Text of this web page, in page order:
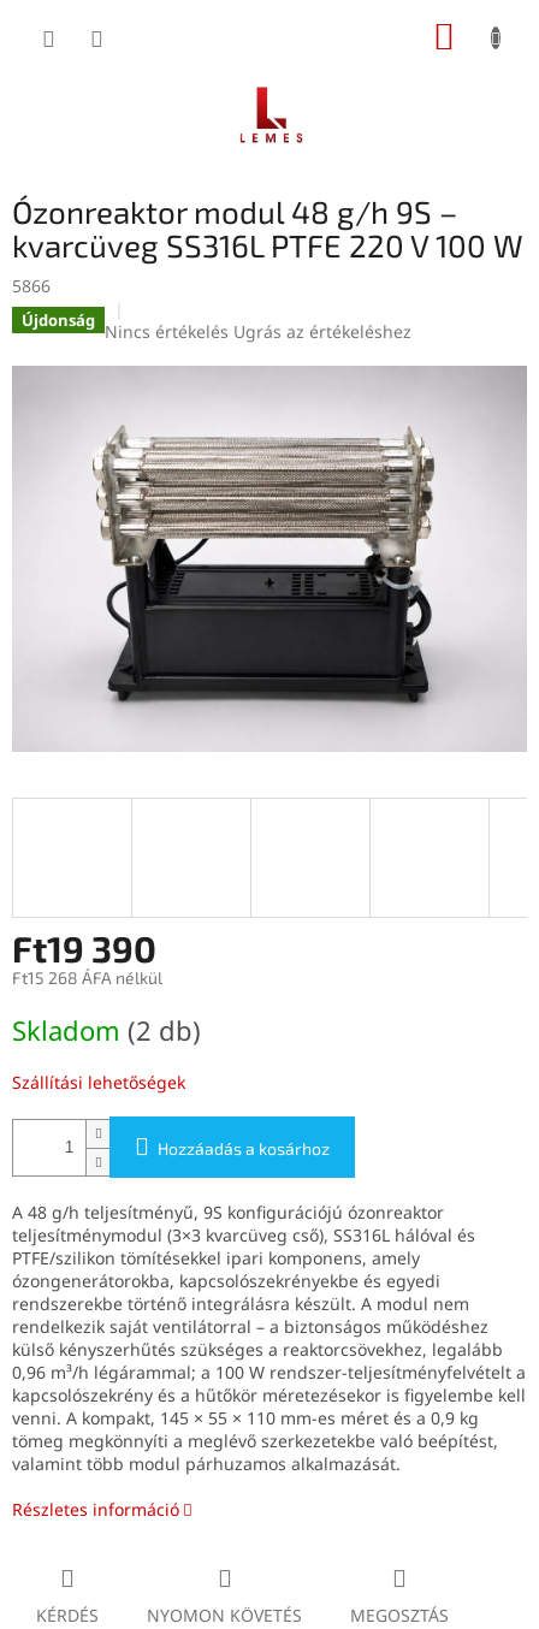
KOSÁR
Ózonreaktor modul 48 g/h 9S –
kvarcüveg SS316L PTFE 220 V 100 W
5866
Újdonság A
5-
ből
0,0
csillag.
Nincs értékelés Ugrás az értékeléshez
Ft19 390
Ft15 268 ÁFA nélkül
Skladom (2 db)
Szállítási lehetőségek
Hozzáadás a kosárhoz
A 48 g/h teljesítményű, 9S konfigurációjú ózonreaktor
teljesítménymodul (3×3 kvarcüveg cső), SS316L hálóval és
PTFE/szilikon tömítésekkel ipari komponens, amely
ózongenerátorokba, kapcsolószekrényekbe és egyedi
rendszerekbe történő integrálásra készült. A modul nem
rendelkezik saját ventilátorral – a biztonságos működéshez
külső kényszerhűtés szükséges a reaktorcsövekhez, legalább
0,96 m³/h légárammal; a 100 W rendszer-teljesítményfelvételt a
kapcsolószekrény és a hűtőkör méretezésekor is figyelembe kell
venni. A kompakt, 145 × 55 × 110 mm-es méret és a 0,9 kg
tömeg megkönnyíti a meglévő szerkezetekbe való beépítést,
valamint több modul párhuzamos alkalmazását.
Részletes információ
KÉRDÉS NYOMON KÖVETÉS MEGOSZTÁS